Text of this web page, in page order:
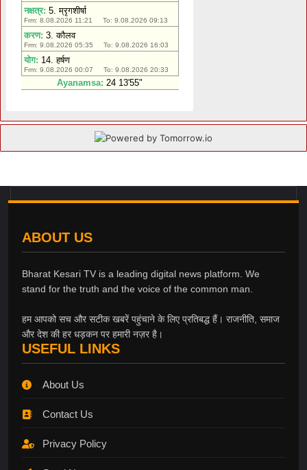
ABOUT US
Bharat Kesari TV is a leading digital news platform. We
stand for the truth and the voice of the common man.
हम आपको सच और सटीक खबरें पहुंचाने के लिए प्रतिबद्ध हैं। राजनीति, समाज
और देश की हर धड़कन पर हमारी नज़र है।
USEFUL LINKS
About Us
Contact Us
Privacy Policy